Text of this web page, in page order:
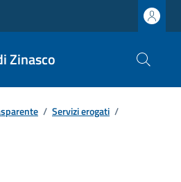
Zinasco
/ Servizi erogati /